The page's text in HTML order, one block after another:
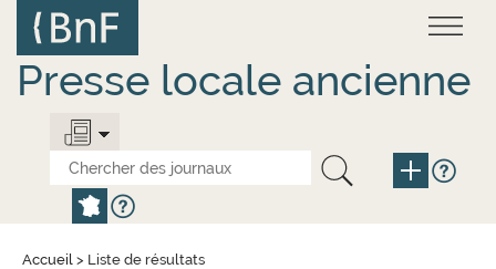
contenu
principal
Presse locale ancienne
Accueil > Liste de résultats
Panneau de gestion des cookies